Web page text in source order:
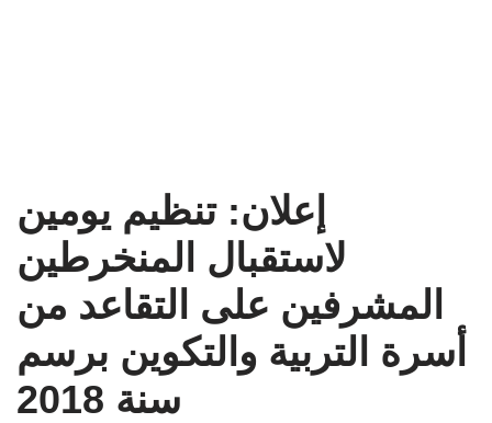
إعلان: تنظيم يومين
لاستقبال المنخرطين
المشرفين على التقاعد من
أسرة التربية والتكوين برسم
سنة 2018